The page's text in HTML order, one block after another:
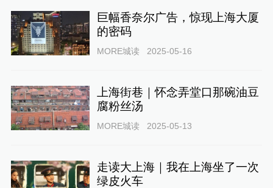
巨幅香奈尔广告，惊现上海大厦
的密码
MORE城读 2025-05-16
上海街巷｜怀念弄堂口那碗油豆
腐粉丝汤
MORE城读 2025-05-13
走读大上海｜我在上海坐了一次
绿皮火车